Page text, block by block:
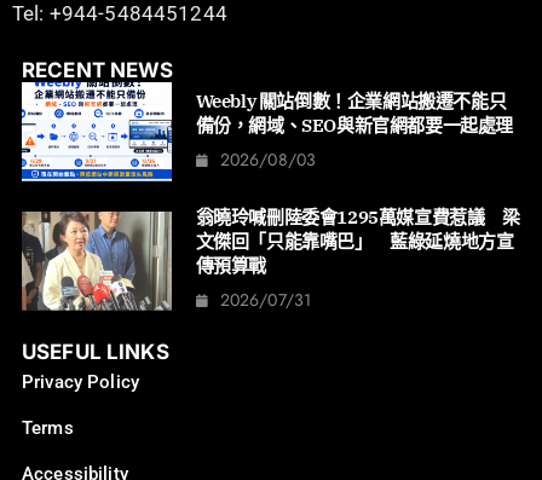
Tel: +944-5484451244
RECENT NEWS
Weebly 關站倒數！企業網站搬遷不能只
備份，網域、SEO與新官網都要一起處理
2026/08/03
翁曉玲喊刪陸委會1295萬媒宣費惹議 梁
文傑回「只能靠嘴巴」 藍綠延燒地方宣
傳預算戰
2026/07/31
USEFUL LINKS
Privacy Policy
Terms
Accessibility